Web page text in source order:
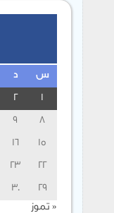
س د
1
2
8
9
15
16
22
23
29
30
« تموز